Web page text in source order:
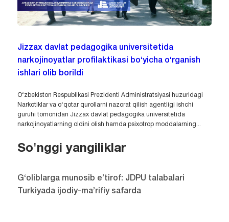
Jizzax davlat pedagogika universitetida
narkojinoyatlar profilaktikasi bo‘yicha o‘rganish
ishlari olib borildi
O‘zbekiston Respublikasi Prezidenti Administratsiyasi huzuridagi
Narkotiklar va o‘qotar qurollarni nazorat qilish agentligi ishchi
guruhi tomonidan Jizzax davlat pedagogika universitetida
narkojinoyatlarning oldini olish hamda psixotrop moddalarning...
So'nggi yangiliklar
G‘oliblarga munosib e’tirof: JDPU talabalari
Turkiyada ijodiy-ma’rifiy safarda